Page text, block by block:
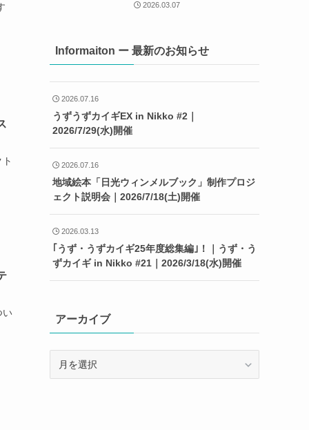
い
2026.03.07
Informaiton ー 最新のお知らせ
2026.07.16
うずうずカイギEX in Nikko #2｜
2026/7/29(水)開催
2026.07.16
地域絵本「日光ウィンメルブック」制作プロジ
ェクト説明会｜2026/7/18(土)開催
2026.03.13
｢うず・うずカイギ25年度総集編｣！｜うず・う
ずカイギ in Nikko #21｜2026/3/18(水)開催
アーカイブ